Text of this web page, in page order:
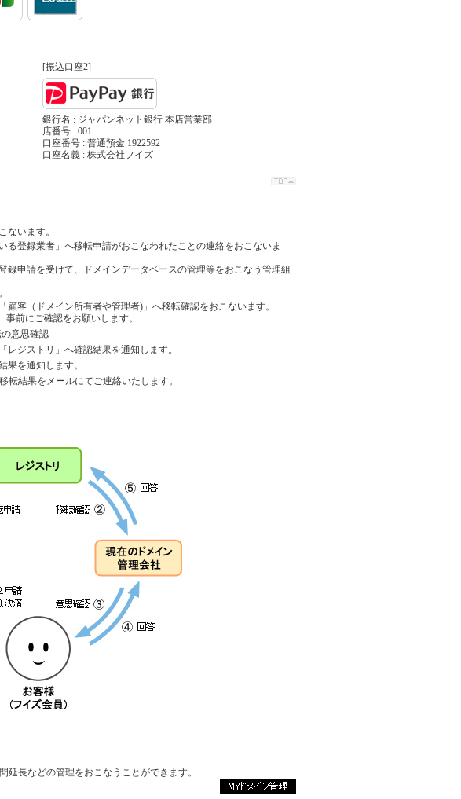
[振込口座2]
銀行名 : ジャパンネット銀行 本店営業部
店番号 : 001
口座番号 : 普通預金 1922592
口座名義 : 株式会社フイズ
ないます。
る登録業者」へ移転申請がおこなわれたことの連絡をおこないま
申請を受けて、ドメインデータベースの管理等をおこなう管理組
顧客（ドメイン所有者や管理者)」へ移転確認をおこないます。
前にご確認をお願いします。
意思確認
レジストリ」へ確認結果を通知します。
果を通知します。
転結果をメールにてご連絡いたします。
長などの管理をおこなうことができます。